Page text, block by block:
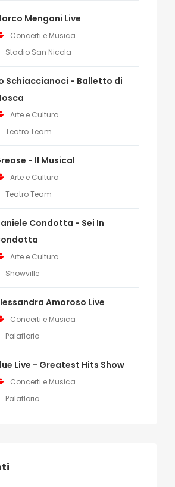
Mengoni Live
Concerti e Musica
Stadio San Nicola
Schiaccianoci - Balletto di
Arte e Cultura
Teatro Team
- Il Musical
Arte e Cultura
Teatro Team
Condotta - Sei In
Arte e Cultura
Showville
Amoroso Live
Concerti e Musica
Palaflorio
Live - Greatest Hits Show
Concerti e Musica
Palaflorio